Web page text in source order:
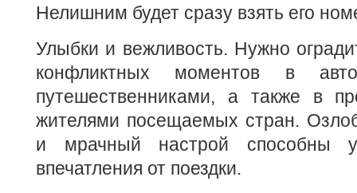
Нелишним будет сразу взять его
Улыбки и вежливость. Нужно
конфликтных моментов в
путешественниками, а также в
жителями посещаемых стран.
и мрачный настрой способны
впечатления от поездки.